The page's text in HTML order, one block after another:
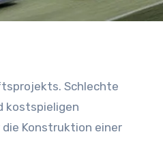
kostspieligen
Konstruktion einer